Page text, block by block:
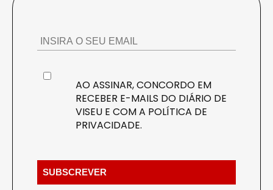
AO ASSINAR, CONCORDO EM
RECEBER E-MAILS DO DIÁRIO DE
VISEU E COM A POLÍTICA DE
PRIVACIDADE.